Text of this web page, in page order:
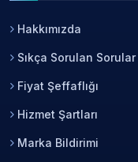
Hakkımızda
Sıkça Sorulan Sorular
Fiyat Şeffaflığı
Hizmet Şartları
Marka Bildirimi